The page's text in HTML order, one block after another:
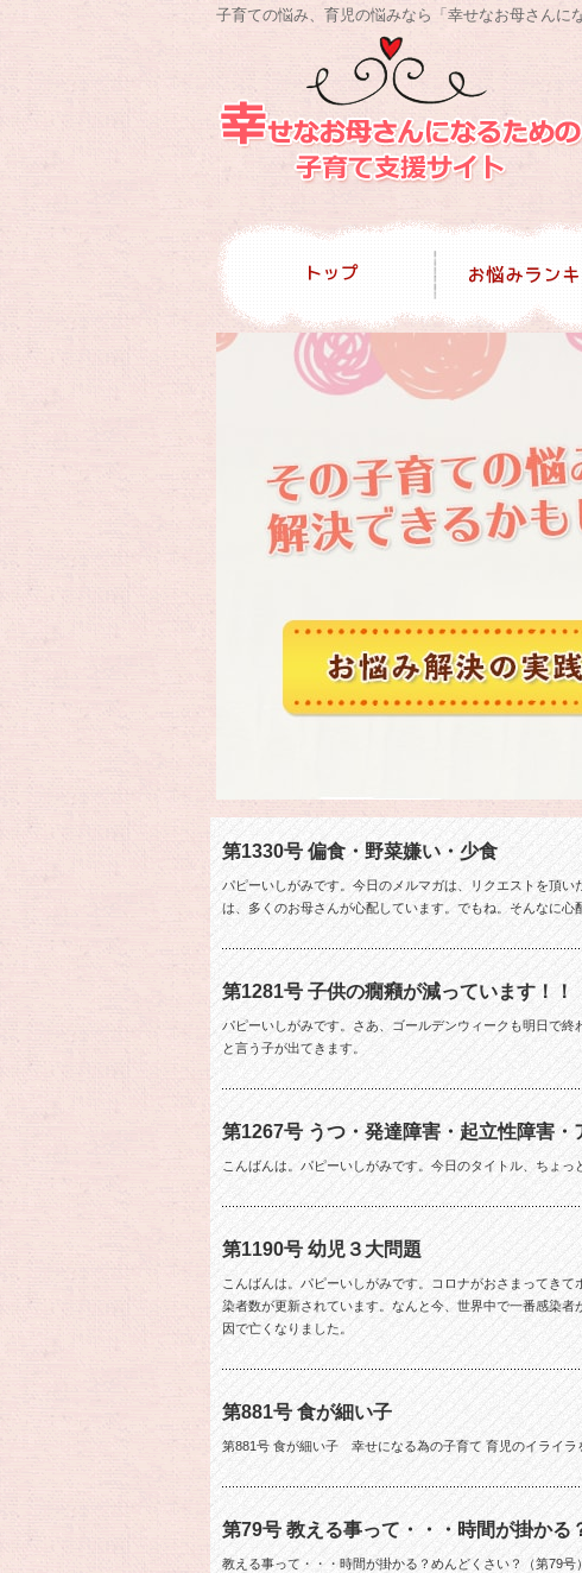
子育ての悩み、育児の悩みなら「幸せなお母さんに
第1330号 偏食・野菜嫌い・少食
パピーいしがみです。今日のメルマガは、リクエストを頂
は、多くのお母さんが心配しています。でもね。そんなに心
第1281号 子供の癇癪が減っています！！
パピーいしがみです。さあ、ゴールデンウィークも明日で
と言う子が出てきます。
第1267号 うつ・発達障害・起立性障害・
こんばんは。パピーいしがみです。今日のタイトル、ちょっ
第1190号 幼児３大問題
こんばんは。パピーいしがみです。コロナがおさまってき
染者数が更新されています。なんと今、世界中で一番感染
因で亡くなりました。
第881号 食が細い子
第881号 食が細い子 幸せになる為の子育て 育児のイライラ
第79号 教える事って・・・時間が掛かる
教える事って・・・時間が掛かる？めんどくさい？（第79号